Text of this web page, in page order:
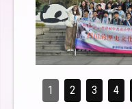
1 2 3 4